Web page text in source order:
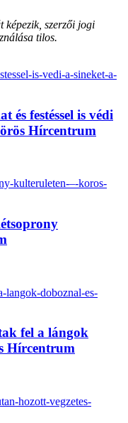
képezik, szerzői jogi
tilos.
és festéssel is védi
Hírcentrum
fel a lángok
Hírcentrum